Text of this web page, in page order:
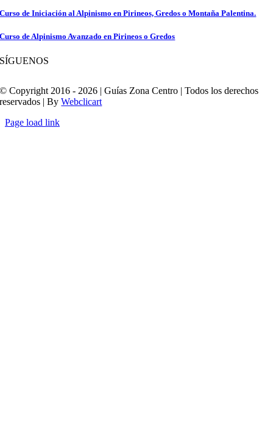
Curso de Iniciación al Alpinismo en Pirineos, Gredos o Montaña Palentina.
Curso de Alpinismo Avanzado en Pirineos o Gredos
SÍGUENOS
© Copyright 2016 - 2026 | Guías Zona Centro | Todos los derechos
reservados | ByWebclicart
Page load link